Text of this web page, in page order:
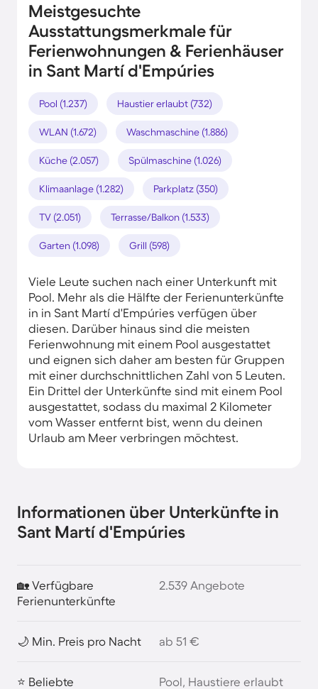
Meistgesuchte
Ausstattungsmerkmale für
Ferienwohnungen & Ferienhäuser
in Sant Martí d'Empúries
Pool (1.237) Haustier erlaubt (732)
WLAN (1.672) Waschmaschine (1.886)
Küche (2.057) Spülmaschine (1.026)
Klimaanlage (1.282) Parkplatz (350)
TV (2.051) Terrasse/Balkon (1.533)
Garten (1.098) Grill (598)
Viele Leute suchen nach einer Unterkunft mit
Pool. Mehr als die Hälfte der Ferienunterkünfte
in in Sant Martí d'Empúries verfügen über
diesen. Darüber hinaus sind die meisten
Ferienwohnung mit einem Pool ausgestattet
und eignen sich daher am besten für Gruppen
mit einer durchschnittlichen Zahl von 5 Leuten.
Ein Drittel der Unterkünfte sind mit einem Pool
ausgestattet, sodass du maximal 2 Kilometer
vom Wasser entfernt bist, wenn du deinen
Urlaub am Meer verbringen möchtest.
Informationen über Unterkünfte in
Sant Martí d'Empúries
🏡 Verfügbare
Ferienunterkünfte
2.539 Angebote
🌙 Min. Preis pro Nacht ab 51 €
⭐ Beliebte
Pool, Haustiere erlaubt